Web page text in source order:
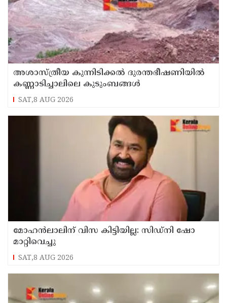
അശാസ്ത്രീയ കുന്നിടിക്കൽ ദുരന്തഭീഷണിയിൽ
കണ്ണാടിച്ചാലിലെ കുടുംബങ്ങൾ
SAT,8 AUG 2026
മോഹൻലാലിന് വിസ കിട്ടിയില്ല: സിഡ്നി ഷോ
മാറ്റിവെച്ചു
SAT,8 AUG 2026